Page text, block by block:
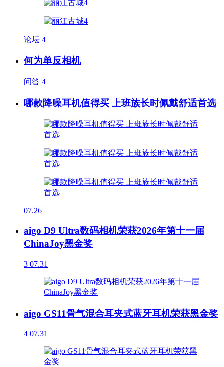
论坛 4
何为单反相机
问答 4
哪款降噪耳机值得买 上班族长时佩戴舒适首选
07.26
aigo D9 Ultra数码相机荣获2026年第十一届
ChinaJoy黑金奖
3 07.31
aigo GS11骨气混合耳夹式蓝牙耳机荣获黑金奖
4 07.31